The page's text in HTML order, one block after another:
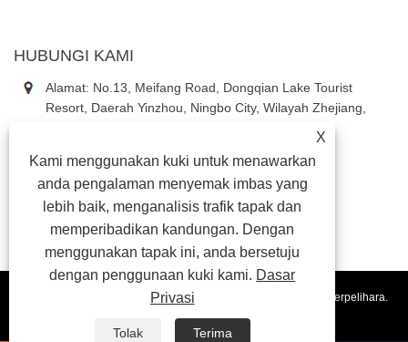
HUBUNGI KAMI
Alamat: No.13, Meifang Road, Dongqian Lake Tourist
Resort, Daerah Yinzhou, Ningbo City, Wilayah Zhejiang,
Tel:
+86-18867637353
telefon:
+86-18867637353
E-mel:daniel3@china-astauto.com
Hakcipta © 2024 Ningbo Aosite Automotive Co., Ltd. Semua hak terpelihara.
X
Kami menggunakan kuki untuk menawarkan
anda pengalaman menyemak imbas yang
lebih baik, menganalisis trafik tapak dan
memperibadikan kandungan. Dengan
menggunakan tapak ini, anda bersetuju
dengan penggunaan kuki kami. Dasar
Privasi
Tolak Terima